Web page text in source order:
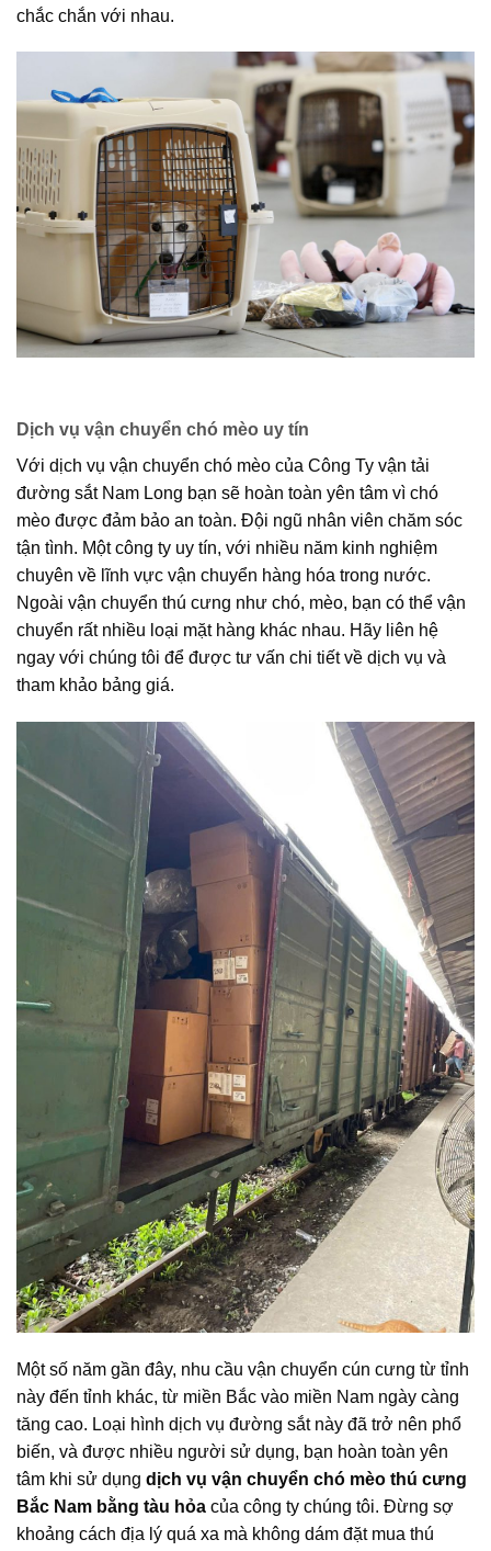
chắc chắn với nhau.
Dịch vụ vận chuyển chó mèo uy tín
Với dịch vụ vận chuyển chó mèo của Công Ty vận tải
đường sắt Nam Long bạn sẽ hoàn toàn yên tâm vì chó
mèo được đảm bảo an toàn. Đội ngũ nhân viên chăm sóc
tận tình. Một công ty uy tín, với nhiều năm kinh nghiệm
chuyên về lĩnh vực vận chuyển hàng hóa trong nước.
Ngoài vận chuyển thú cưng như chó, mèo, bạn có thể vận
chuyển rất nhiều loại mặt hàng khác nhau. Hãy liên hệ
ngay với chúng tôi để được tư vấn chi tiết về dịch vụ và
tham khảo bảng giá.
Một số năm gần đây, nhu cầu vận chuyển cún cưng từ tỉnh
này đến tỉnh khác, từ miền Bắc vào miền Nam ngày càng
tăng cao. Loại hình dịch vụ đường sắt này đã trở nên phổ
biến, và được nhiều người sử dụng, bạn hoàn toàn yên
tâm khi sử dụng dịch vụ vận chuyển chó mèo thú cưng
Bắc Nam bằng tàu hỏa của công ty chúng tôi. Đừng sợ
khoảng cách địa lý quá xa mà không dám đặt mua thú